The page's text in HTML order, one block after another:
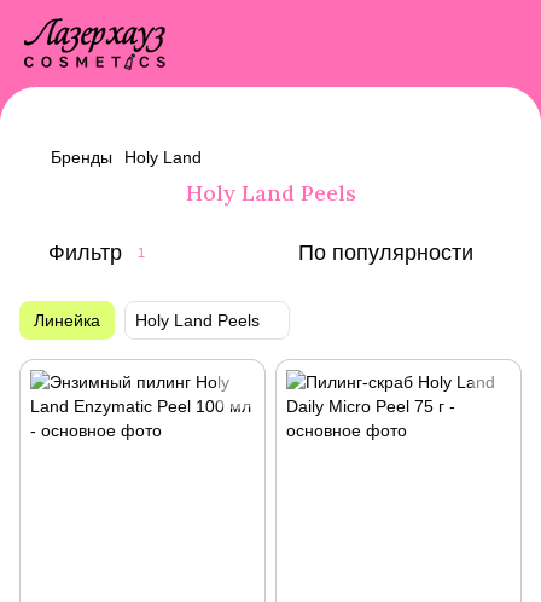
Бренды Holy Land
Holy Land Peels
Фильтр 1 По популярности
Линейка Holy Land Peels